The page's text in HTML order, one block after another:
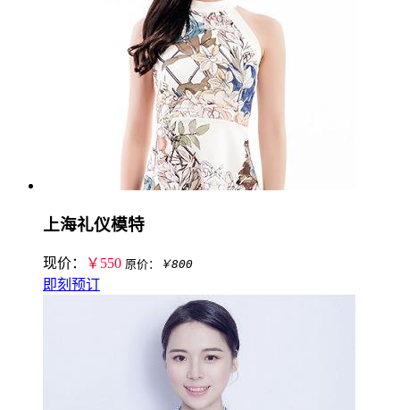
上海礼仪模特
现价： ￥550 原价： ￥800
即刻预订